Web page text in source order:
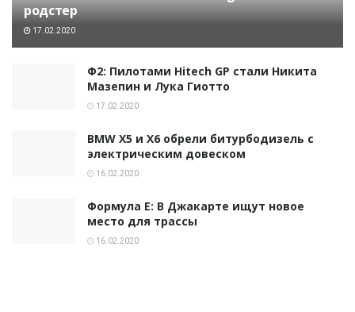
родстер
17.02.2020
Ф2: Пилотами Hitech GP стали Никита
Мазепин и Лука Гиотто
17.02.2020
BMW X5 и X6 обрели битурбодизель с
электрическим довеском
16.02.2020
Формула E: В Джакарте ищут новое
место для трассы
16.02.2020